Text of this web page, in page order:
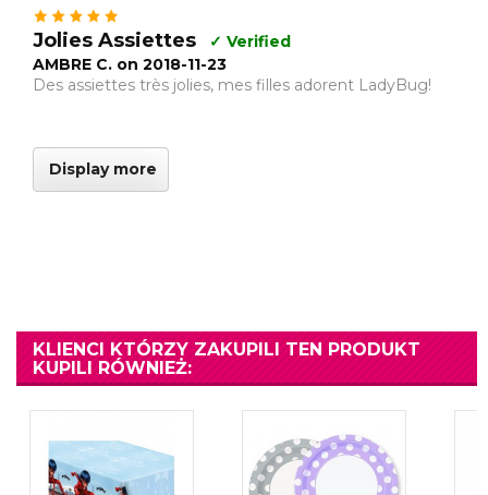
Jolies Assiettes
✓ Verified
AMBRE C. on 2018-11-23
Des assiettes très jolies, mes filles adorent LadyBug!
Display more
KLIENCI KTÓRZY ZAKUPILI TEN PRODUKT
KUPILI RÓWNIEŻ: